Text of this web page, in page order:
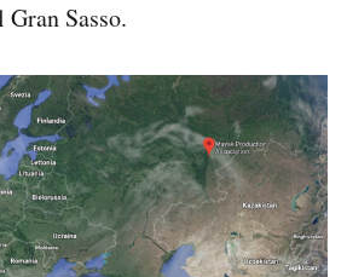
Sasso.